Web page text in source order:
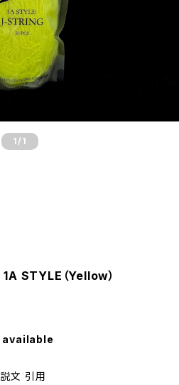
1 /1
STYLE（Yellow）
文 引用